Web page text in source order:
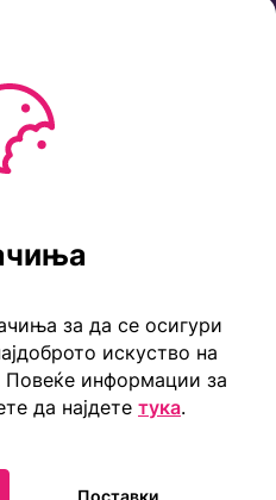
2 2465 316
за да се осигури
искуство на
Повеќе информации за
да најдете тука.
Поставки